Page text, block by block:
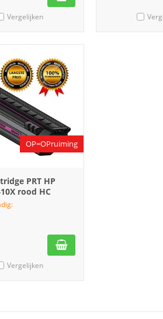
Vergelijken
OP=OPruiming
PRT HP
rood HC
Vergelijken